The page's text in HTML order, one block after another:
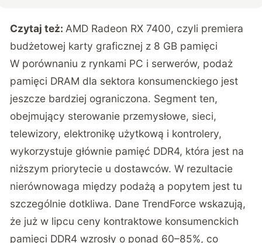
Czytaj też:AMD Radeon RX 7400, czyli premiera
budżetowej karty graficznej z 8 GB pamięci
W porównaniu z rynkami PC i serwerów, podaż
pamięci DRAM dla sektora konsumenckiego jest
jeszcze bardziej ograniczona. Segment ten,
obejmujący sterowanie przemysłowe, sieci,
telewizory, elektronikę użytkową i kontrolery,
wykorzystuje głównie pamięć DDR4, która jest na
niższym priorytecie u dostawców. W rezultacie
nierównowaga między podażą a popytem jest tu
szczególnie dotkliwa. Dane TrendForce wskazują,
że już w lipcu ceny kontraktowe konsumenckich
pamięci DDR4 wzrosły o ponad 60–85%, co